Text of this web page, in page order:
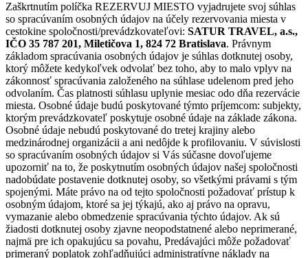
Zaškrtnutím políčka REZERVUJ MIESTO vyjadrujete svoj súhlas
so spracúvaním osobných údajov na účely rezervovania miesta v
cestokine spoločnosti/prevádzkovateľovi: SATUR TRAVEL, a.s.,
IČO 35 787 201, Miletičova 1, 824 72 Bratislava. Právnym
základom spracúvania osobných údajov je súhlas dotknutej osoby,
ktorý môžete kedykoľvek odvolať bez toho, aby to malo vplyv na
zákonnosť spracúvania založeného na súhlase udelenom pred jeho
odvolaním. Čas platnosti súhlasu uplynie mesiac odo dňa rezervácie
miesta. Osobné údaje budú poskytované týmto príjemcom: subjekty,
ktorým prevádzkovateľ poskytuje osobné údaje na základe zákona.
Osobné údaje nebudú poskytované do tretej krajiny alebo
medzinárodnej organizácii a ani nedôjde k profilovaniu. V súvislosti
so spracúvaním osobných údajov si Vás súčasne dovoľujeme
upozorniť na to, že poskytnutím osobných údajov našej spoločnosti
nadobúdate postavenie dotknutej osoby, so všetkými právami s tým
spojenými. Máte právo na od tejto spoločnosti požadovať prístup k
osobným údajom, ktoré sa jej týkajú, ako aj právo na opravu,
vymazanie alebo obmedzenie spracúvania týchto údajov. Ak sú
žiadosti dotknutej osoby zjavne neopodstatnené alebo neprimerané,
najmä pre ich opakujúcu sa povahu, Predávajúci môže požadovať
primeraný poplatok zohľadňujúci administratívne náklady na